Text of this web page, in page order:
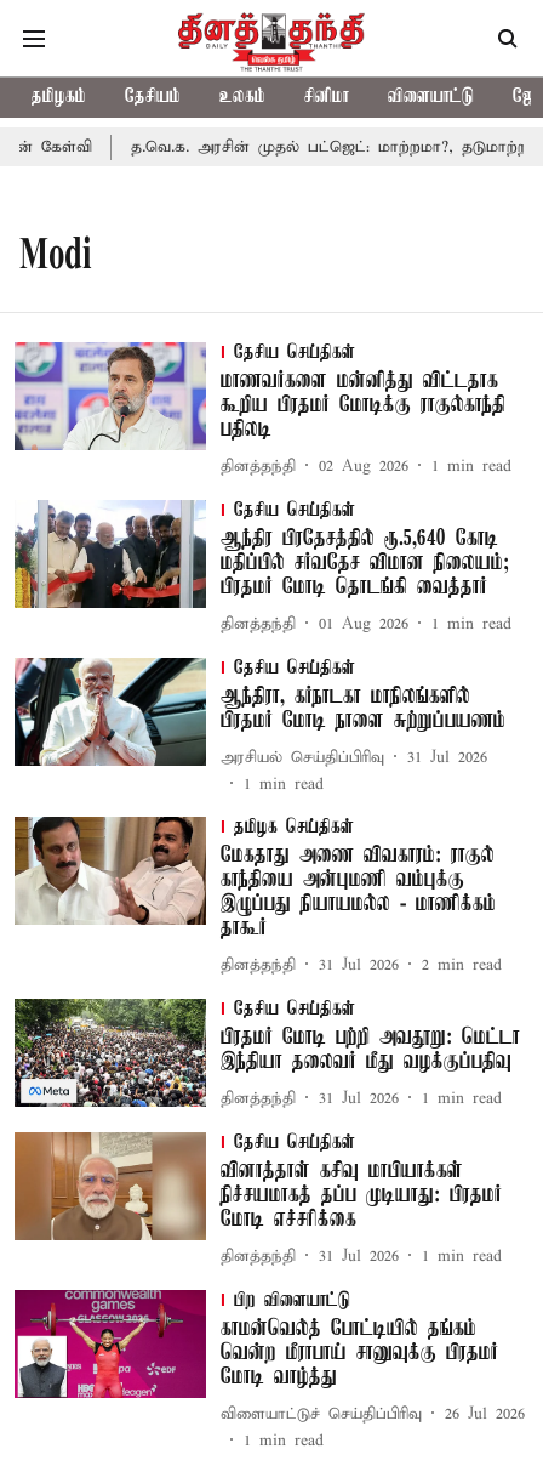
தமிழகம் தேசியம் உலகம் சினிமா விளையாட்டு
கேள்வி த.வெ.க. அரசின் முதல் பட்ஜெட்: மாற்றமா?, தடுமாற்றமா?
Modi
தேசிய செய்திகள்
மாணவர்களை மன்னித்து விட்டதாக
கூறிய பிரதமர் மோடிக்கு ராகுல்காந்தி
பதிலடி
தினத்தந்தி 02 Aug 2026 1 min read
தேசிய செய்திகள்
ஆந்திர பிரதேசத்தில் ரூ.5,640 கோடி
மதிப்பில் சர்வதேச விமான நிலையம்;
பிரதமர் மோடி தொடங்கி வைத்தார்
தினத்தந்தி 01 Aug 2026 1 min read
தேசிய செய்திகள்
ஆந்திரா, கர்நாடகா மாநிலங்களில்
பிரதமர் மோடி நாளை சுற்றுப்பயணம்
அரசியல் செய்திப்பிரிவு
31 Jul 2026
1 min read
தமிழக செய்திகள்
மேகதாது அணை விவகாரம்: ராகுல்
காந்தியை அன்புமணி வம்புக்கு
இழுப்பது நியாயமல்ல - மாணிக்கம்
தாகூர்
தினத்தந்தி 31 Jul 2026 2 min read
தேசிய செய்திகள்
பிரதமர் மோடி பற்றி அவதூறு: மெட்டா
இந்தியா தலைவர் மீது வழக்குப்பதிவு
தினத்தந்தி 31 Jul 2026 1 min read
தேசிய செய்திகள்
வினாத்தாள் கசிவு மாபியாக்கள்
நிச்சயமாகத் தப்ப முடியாது: பிரதமர்
மோடி எச்சரிக்கை
தினத்தந்தி 31 Jul 2026 1 min read
பிற விளையாட்டு
காமன்வெல்த் போட்டியில் தங்கம்
வென்ற மீராபாய் சானுவுக்கு பிரதமர்
மோடி வாழ்த்து
விளையாட்டுச் செய்திப்பிரிவு
26 Jul 2026
1 min read